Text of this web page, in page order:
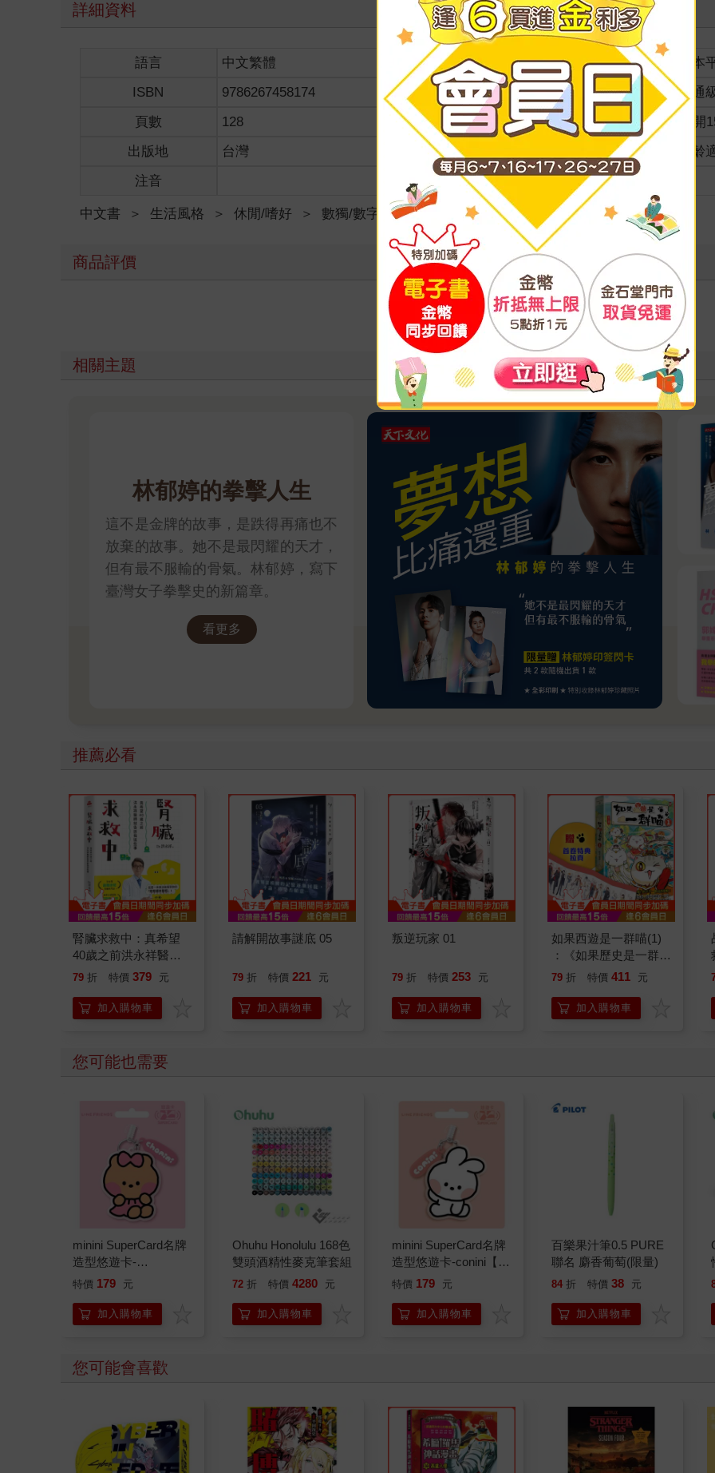
詳細資料
語言 中文繁體 裝訂
紙本
ISBN
9786267458174 分級
普通
頁數
128 商品規格
25開
出版地
台灣 適讀年齡
全齡
注音
級別
中文書 ＞ 生活風格 ＞ 休閒/嗜好 ＞ 數獨/數字遊戲
商品評價
寫評價
相關主題
林郁婷的拳擊人生
這不是金牌的故事，是跌得再痛也不
放棄的故事。她不是最閃耀的天才，
但有最不服輸的骨氣。林郁婷，寫下
臺灣女子拳擊史的新篇章。
看更多
推薦必看
腎臟求救中：真希望
40歲之前洪永祥醫師
就告訴我這些事
79 折 特價 379 元
加入購物車
請解開故事謎底 05
79 折 特價 221 元
加入購物車
叛逆玩家 01
79 折 特價 253 元
加入購物車
如果西遊是一群喵(1)
：《如果歷史是一群
喵》作者最新力作，附
79 折 特價 411 元
加入購物車
您可能也需要
minini SuperCard名牌
造型悠遊卡-
chonini【受託代銷】
特價 179 元
加入購物車
Ohuhu Honolulu 168色
雙頭酒精性麥克筆套組
72 折 特價 4280 元
加入購物車
minini SuperCard名牌
造型悠遊卡-conini【受
託代銷】
特價 179 元
加入購物車
百樂果汁筆0.5 PURE
聯名 麝香葡萄(限量)
84 折 特價 38 元
加入購物車
您可能會喜歡